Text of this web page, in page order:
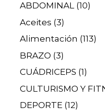
ABDOMINAL (10)
Aceites (3)
Alimentación (113)
BRAZO (3)
CUÁDRICEPS (1)
CULTURISMO Y
DEPORTE (12)